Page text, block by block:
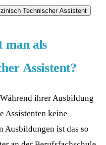
man als
Assistent?
ihrer Ausbildung
Assistenten keine
Ausbildungen ist das so